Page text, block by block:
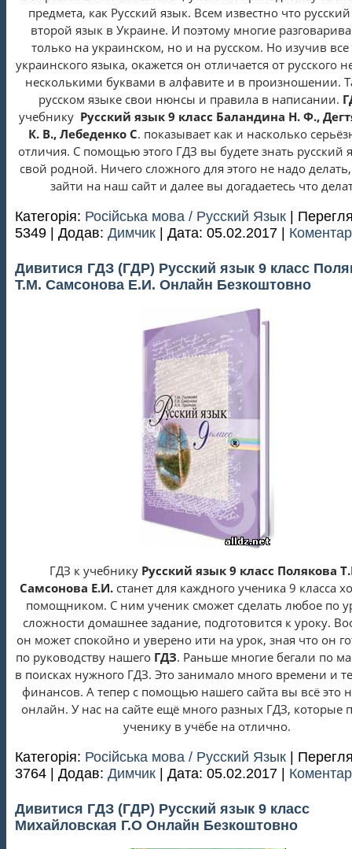
предмета, как Русский язык. Всем известно что
второй язык в Украине. И поэтому многие
только на украинском, но и на русском. Но изучив
украинского языка, окажется он отличается от русского
несколькими буквами в алфавите и в произношении.
русском языке свои нюнсы и правила в написании.
учебнику Русский язык 9 класс Баландина Н. Ф.,
К. В., Лебеденко С. показывает как и насколько
отличия. С помощью этого ГДЗ вы будете знать русский
свой родной. Ничего сложного для этого не надо
зайти на наш сайт и далее вы догадаетесь что
Категорія: Російська мова / Русский Язык |
5349 | Додав: Димчик | Дата: 05.02.2017
Дивитися ГДЗ (ГДР) Русский язык 9 класс
Т.М. Самсонова Е.И. Онлайн Безкоштовно
ГДЗ к учебнику Русский язык 9 класс Полякова
Самсонова Е.И. станет для каждного ученика 9 класса
помощником. С ним ученик сможет сделать любое по
сложности домашнее задание, подготовится к уроку.
он может спокойно и уверено ити на урок, зная что он
по руководству нашего ГДЗ. Раньше многие бегали по
в поисках нужного ГДЗ. Это занимало много времени и
финансов. А тепер с помощью нашего сайта вы всё это
онлайн. У нас на сайте ещё много разных ГДЗ, которые
ученику в учёбе на отлично.
Категорія: Російська мова / Русский Язык |
3764 | Додав: Димчик | Дата: 05.02.2017
Дивитися ГДЗ (ГДР) Русский язык 9 класс
Михайловская Г.О Онлайн Безкоштовно